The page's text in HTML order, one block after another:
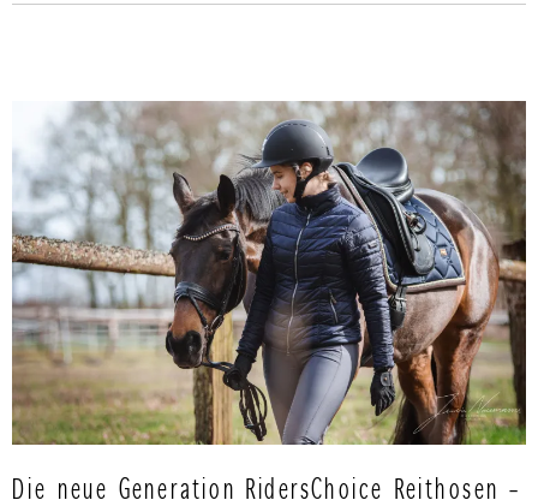
Die neue Generation RidersChoice Reithosen –